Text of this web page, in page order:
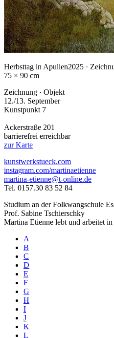
Herbsttag in Apulien2025 ·
75 × 90 cm
Zeichnung · Objekt
12./13. September
Kunstpunkt 7
Ackerstraße 201
barrierefrei erreichbar
zur Karte
kunstwerkstueck.com
instagram.com/martinaetienne
martina-etienne@t-online.de
Tel. 0157.30 83 52 84
Studium an der Folkwangschule
Prof. Sabine Tschierschky
Martina Etienne lebt und arbeitet
A
B
C
D
E
F
G
H
I
J
K
L